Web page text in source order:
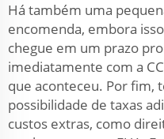
Há também uma
encomenda, embora
chegue em um prazo
imediatamente com a
que aconteceu. Por fim,
possibilidade de taxas
custos extras, como